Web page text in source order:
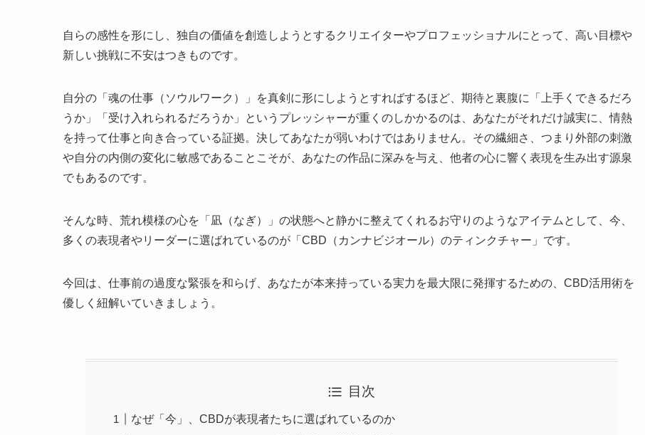
自らの感性を形にし、独自の価値を創造しようとするクリエイターやプロフェッショナルにとって、高い目標や
新しい挑戦に不安はつきものです。
自分の「魂の仕事（ソウルワーク）」を真剣に形にしようとすればするほど、期待と裏腹に「上手くできるだろ
うか」「受け入れられるだろうか」というプレッシャーが重くのしかかるのは、あなたがそれだけ誠実に、情熱
を持って仕事と向き合っている証拠。決してあなたが弱いわけではありません。その繊細さ、つまり外部の刺激
や自分の内側の変化に敏感であることこそが、あなたの作品に深みを与え、他者の心に響く表現を生み出す源泉
でもあるのです。
そんな時、荒れ模様の心を「凪（なぎ）」の状態へと静かに整えてくれるお守りのようなアイテムとして、今、
多くの表現者やリーダーに選ばれているのが「CBD（カンナビジオール）のティンクチャー」です。
今回は、仕事前の過度な緊張を和らげ、あなたが本来持っている実力を最大限に発揮するための、CBD活用術を
優しく紐解いていきましょう。
目次
なぜ「今」、CBDが表現者たちに選ばれているのか